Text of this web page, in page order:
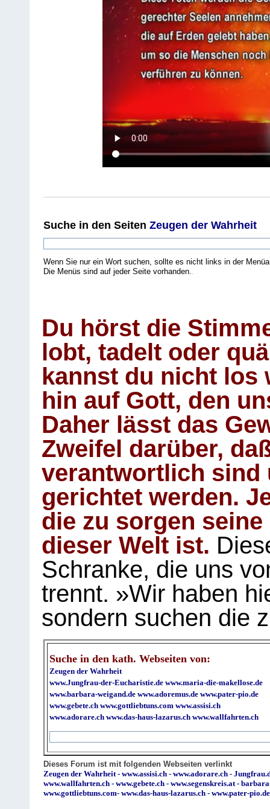
Suche in den Seiten Zeugen der Wahrheit
Wenn Sie nur ein Wort suchen, sollte es nicht links in der
Die Menüs sind auf jeder Seite vorhanden..
Du hörst die
lobt, tadelt oder
kannst du nicht los
hin auf Gott, den
Daher lässt das
Zweifel darüber,
verantwortlich sind
gerichtet werden.
die zu sorgen
dieser Welt ist.
Schranke, die uns
trennt. »Wir haben
sondern suchen die
Suche in den kath. Webseiten von:
Zeugen der Wahrheit
www.Jungfrau-der-Eucharistie.de www.maria-die-makellose.de
www.barbara-weigand.de www.adoremus.de www.pater-pio.de
www.gebete.ch www.gottliebtuns.com www.assisi.ch
www.adorare.ch www.das-haus-lazarus.ch www.wallfahrten.ch
Dieses Forum ist mit folgenden Webseiten verlinkt
Zeugen der Wahrheit- www.assisi.ch - www.adorare.ch -
www.wallfahrten.ch - www.gebete.ch - www.segenskreis.at-
www.gottliebtuns.com- www.das-haus-lazarus.ch - www.pater-pio.de